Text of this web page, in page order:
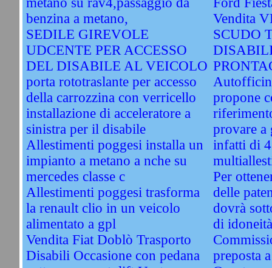
benzina a metano,
SEDILE GIREVOLE
UDCENTE PER ACCESSO
DEL DISABILE AL VEICOLO
porta rototraslante per accesso
della carrozzina con verricello
installazione di acceleratore a
sinistra per il disabile
Allestimenti poggesi installa un
impianto a metano a nche su
mercedes classe c
Allestimenti poggesi trasforma
la renault clio in un veicolo
alimentato a gpl
Vendita Fiat Doblò Trasporto
Disabili Occasione con pedana
Vendita
SCUDO
propone
provare a
infatti di
Per
delle
dovrà
di
preposta